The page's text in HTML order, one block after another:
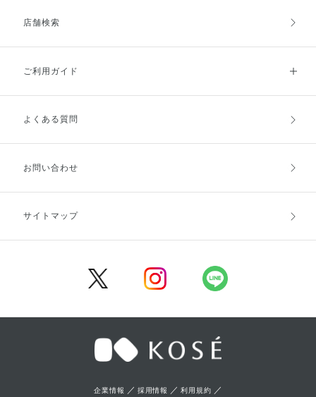
店舗検索
ご利用ガイド
ご利用ガイドトップ
お支払方法
キャンセル・返品・交換
よくある質問
お問い合わせ
サイトマップ
企業情報 ／ 採用情報 ／利用規約 ／